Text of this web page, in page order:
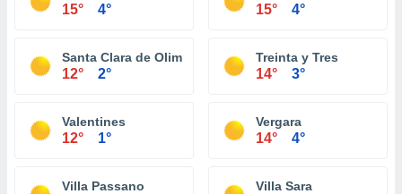
15° 4° 15° 4°
Santa Clara de Olimar
12° 2°
Treinta y Tres
14° 3°
Valentines
12° 1°
Vergara
14° 4°
Villa Passano Villa Sara